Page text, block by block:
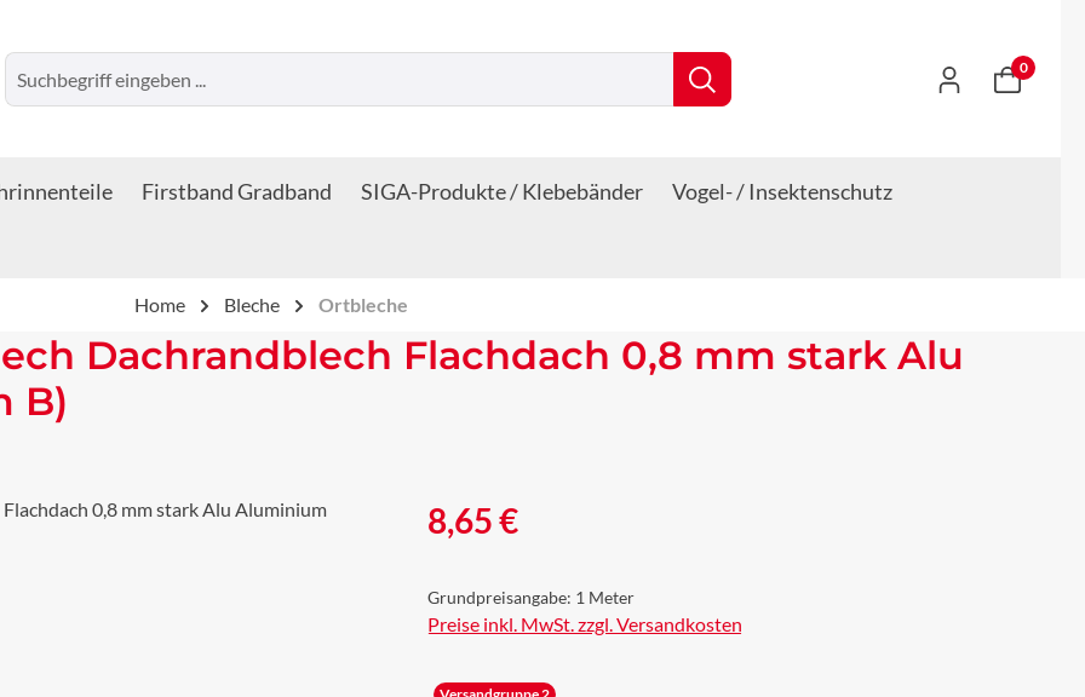
0
Firstband Gradband SIGA-Produkte / Klebebänder
Vogel- / Insektenschutz
Home Bleche Ortbleche
Dachrandblech Flachdach 0,8 mm stark Alu
B)
Regulärer Preis:
8,65 €
Grundpreisangabe: 1 Meter
Preise inkl. MwSt. zzgl. Versandkosten